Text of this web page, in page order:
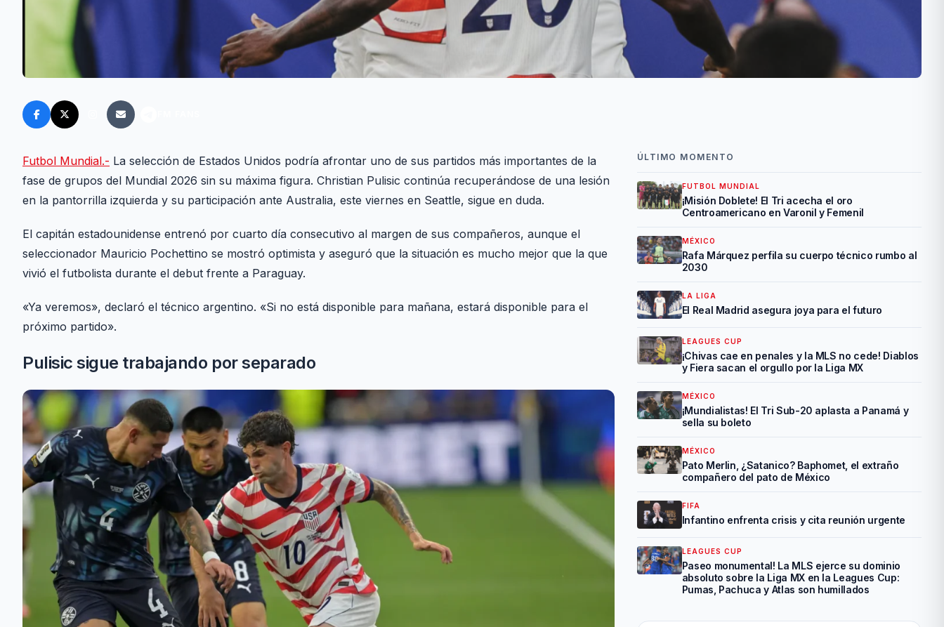
Futbol Mundial.- La selección de Estados Unidos podría afrontar uno de sus partidos más importantes de la
fase de grupos del Mundial 2026 sin su máxima figura. Christian Pulisic continúa recuperándose de una lesión
en la pantorrilla izquierda y su participación ante Australia, este viernes en Seattle, sigue en duda.
El capitán estadounidense entrenó por cuarto día consecutivo al margen de sus compañeros, aunque el
seleccionador Mauricio Pochettino se mostró optimista y aseguró que la situación es mucho mejor que la que
vivió el futbolista durante el debut frente a Paraguay.
«Ya veremos», declaró el técnico argentino. «Si no está disponible para mañana, estará disponible para el
próximo partido».
Pulisic sigue trabajando por separado
ÚLTIMO MOMENTO
FUTBOL MUNDIAL
¡Misión Doblete! El Tri acecha el oro
Centroamericano en Varonil y Femenil
MÉXICO
Rafa Márquez perfila su cuerpo técnico rumbo al
2030
LA LIGA
El Real Madrid asegura joya para el futuro
LEAGUES CUP
¡Chivas cae en penales y la MLS no cede! Diablos
y Fiera sacan el orgullo por la Liga MX
MÉXICO
¡Mundialistas! El Tri Sub-20 aplasta a Panamá y
sella su boleto
MÉXICO
Pato Merlin, ¿Satanico? Baphomet, el extraño
compañero del pato de México
FIFA
Infantino enfrenta crisis y cita reunión urgente
LEAGUES CUP
Paseo monumental! La MLS ejerce su dominio
absoluto sobre la Liga MX en la Leagues Cup:
Pumas, Pachuca y Atlas son humillados